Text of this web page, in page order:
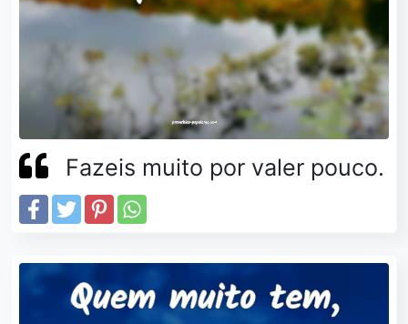
Fazeis muito por valer pouco.